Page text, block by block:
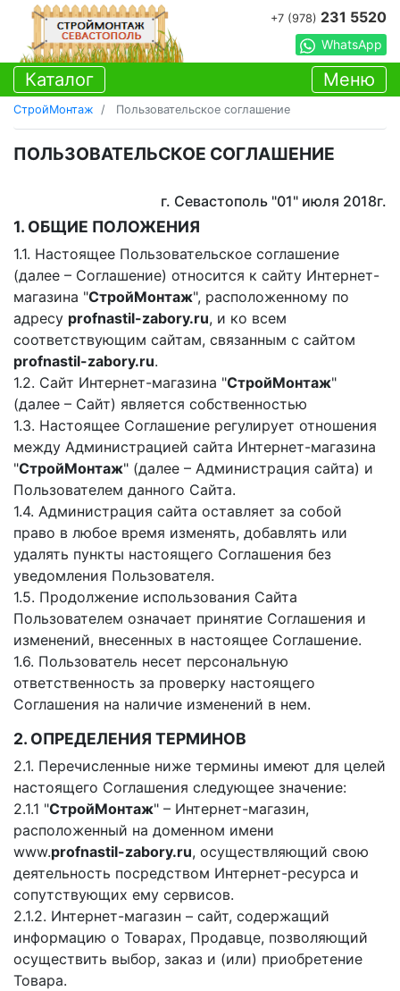
+7 (978) 231 5520
WhatsApp
Каталог Меню
СтройМонтаж Пользовательское соглашение
ПОЛЬЗОВАТЕЛЬСКОЕ СОГЛАШЕНИЕ
г. Севастополь "01" июля 2018г.
1. ОБЩИЕ ПОЛОЖЕНИЯ
1.1. Настоящее Пользовательское соглашение
(далее – Соглашение) относится к сайту Интернет-
магазина "СтройМонтаж", расположенному по
адресу profnastil-zabory.ru, и ко всем
соответствующим сайтам, связанным с сайтом
profnastil-zabory.ru.
1.2. Сайт Интернет-магазина "СтройМонтаж"
(далее – Сайт) является собственностью
1.3. Настоящее Соглашение регулирует отношения
между Администрацией сайта Интернет-магазина
"СтройМонтаж" (далее – Администрация сайта) и
Пользователем данного Сайта.
1.4. Администрация сайта оставляет за собой
право в любое время изменять, добавлять или
удалять пункты настоящего Соглашения без
уведомления Пользователя.
1.5. Продолжение использования Сайта
Пользователем означает принятие Соглашения и
изменений, внесенных в настоящее Соглашение.
1.6. Пользователь несет персональную
ответственность за проверку настоящего
Соглашения на наличие изменений в нем.
2. ОПРЕДЕЛЕНИЯ ТЕРМИНОВ
2.1. Перечисленные ниже термины имеют для целей
настоящего Соглашения следующее значение:
2.1.1 "СтройМонтаж" – Интернет-магазин,
расположенный на доменном имени
www.profnastil-zabory.ru, осуществляющий свою
деятельность посредством Интернет-ресурса и
сопутствующих ему сервисов.
2.1.2. Интернет-магазин – сайт, содержащий
информацию о Товарах, Продавце, позволяющий
осуществить выбор, заказ и (или) приобретение
Товара.